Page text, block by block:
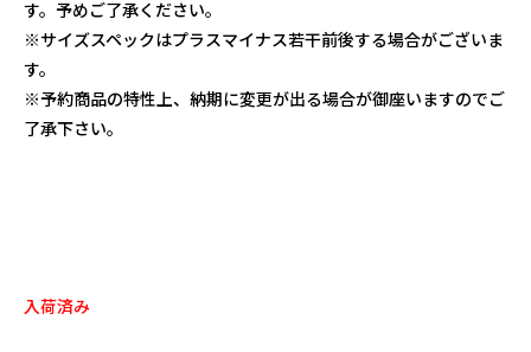
す。予めご了承ください。
※サイズスペックはプラスマイナス若干前後する場合がございま
す。
※予約商品の特性上、納期に変更が出る場合が御座いますのでご
了承下さい。
入荷済み